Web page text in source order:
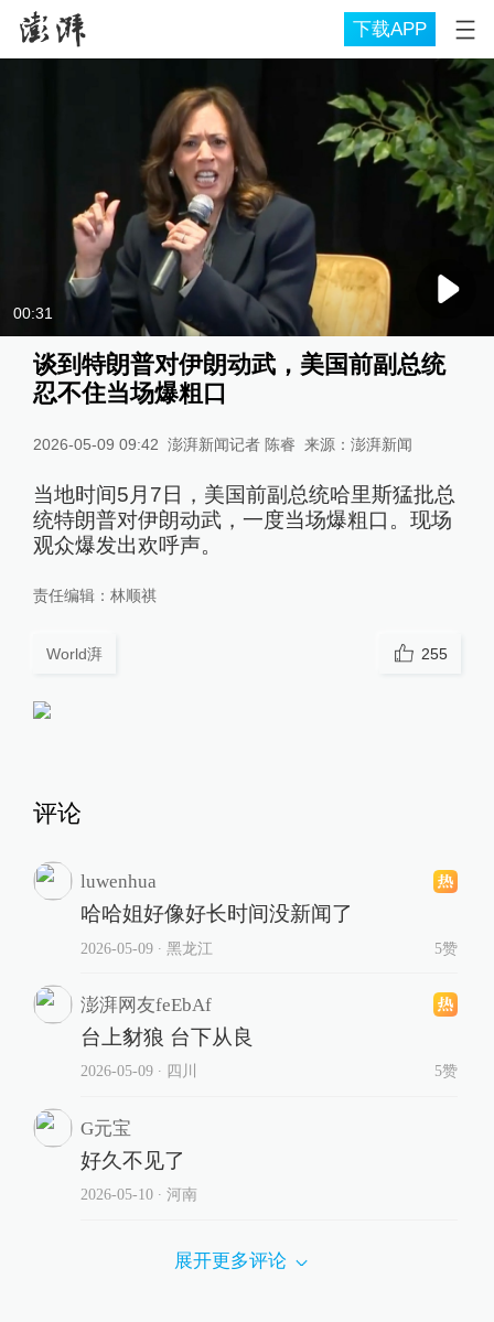
下载APP
00:31
谈到特朗普对伊朗动武，美国前副总统
忍不住当场爆粗口
2026-05-09 09:42 澎湃新闻记者 陈睿 来源： 澎湃新闻
当地时间5月7日，美国前副总统哈里斯猛批总
统特朗普对伊朗动武，一度当场爆粗口。现场
观众爆发出欢呼声。
责任编辑： 林顺祺
World湃 255
评论
luwenhua
哈哈姐好像好长时间没新闻了
2026-05-09∙ 黑龙江 5赞
澎湃网友feEbAf
台上豺狼 台下从良
2026-05-09∙ 四川 5赞
G元宝
好久不见了
2026-05-10∙ 河南
展开更多评论